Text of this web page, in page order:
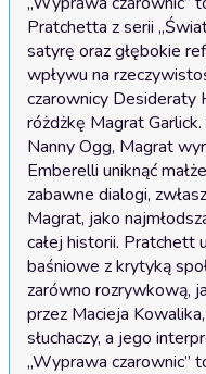
Pratchetta z serii
satyrę oraz głębokie
wpływu na
czarownicy Desideraty
różdżkę Magrat
Nanny Ogg, Magrat
Emberelli uniknąć
zabawne dialogi,
Magrat, jako
całej historii. Pratchett
baśniowe z krytyką
zarówno rozrywkową,
przez Macieja
słuchaczy, a jego
„Wyprawa czarownic”